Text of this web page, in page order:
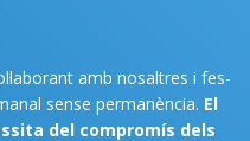
amb nosaltres i fes-
sense permanència. El
del compromís dels